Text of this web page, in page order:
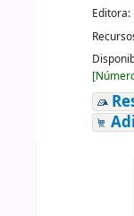
Editora:
[